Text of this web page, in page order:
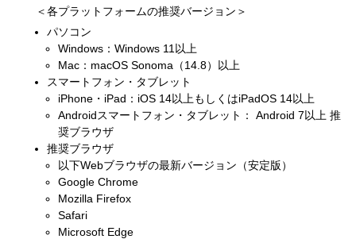
＜各プラットフォームの推奨バージョン＞
パソコン
Windows：Windows 11以上
Mac：macOS Sonoma（14.8）以上
スマートフォン・タブレット
iPhone・iPad：iOS 14以上もしくはiPadOS 14以上
Androidスマートフォン・タブレット： Android 7以上 推
奨ブラウザ
推奨ブラウザ
以下Webブラウザの最新バージョン（安定版）
Google Chrome
Mozilla Firefox
Safari
Microsoft Edge